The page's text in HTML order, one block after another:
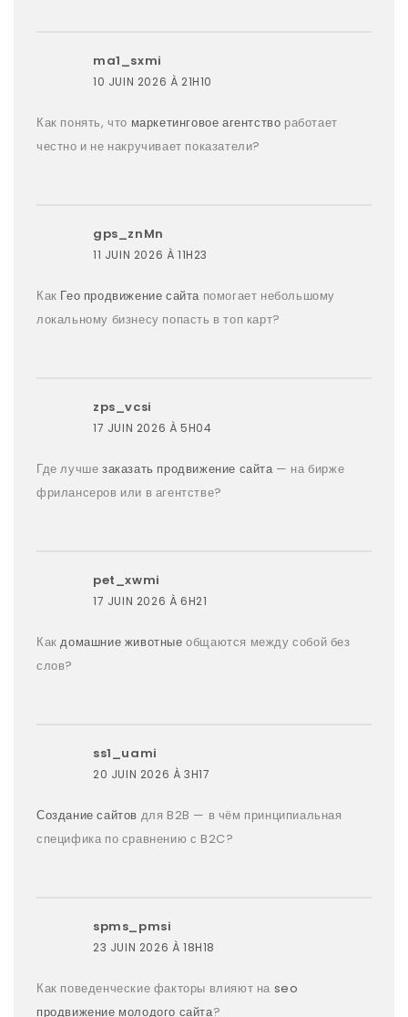
ma1_sxmi
10 JUIN 2026 À 21H10
Как понять, что маркетинговое агентство работает
честно и не накручивает показатели?
gps_znMn
11 JUIN 2026 À 11H23
Как Гео продвижение сайта помогает небольшому
локальному бизнесу попасть в топ карт?
zps_vcsi
17 JUIN 2026 À 5H04
Где лучше заказать продвижение сайта— на бирже
фрилансеров или в агентстве?
pet_xwmi
17 JUIN 2026 À 6H21
Какдомашние животные общаются между собой без
слов?
ss1_uami
20 JUIN 2026 À 3H17
Создание сайтов для B2B — в чём принципиальная
специфика по сравнению с B2C?
spms_pmsi
23 JUIN 2026 À 18H18
Как поведенческие факторы влияют на seo
продвижение молодого сайта?